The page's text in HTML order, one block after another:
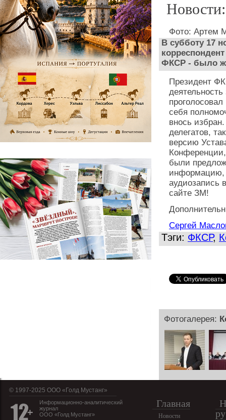
Фото: Артем
В субботу 17
ФКСР - было
Президент
себя
внось
делегатов,
версию
были
информацию,
аудиозапись
сайте ЗМ!
Сергей
Тэги: ФКСР,
Фотогалерея:
© 1997-2025 OOO «Голд Мустанг»
Информационно-аналитический
журнал
ООО «Голд Мустанг»
Главная
Новости